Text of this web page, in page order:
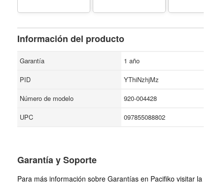
large-
Información del producto
Garantía
1 año
PID
YThiNzhjMz
Número de modelo
920-004428
UPC
097855088802
Garantía y Soporte
Para más información sobre Garantías en Pacifiko visitar la